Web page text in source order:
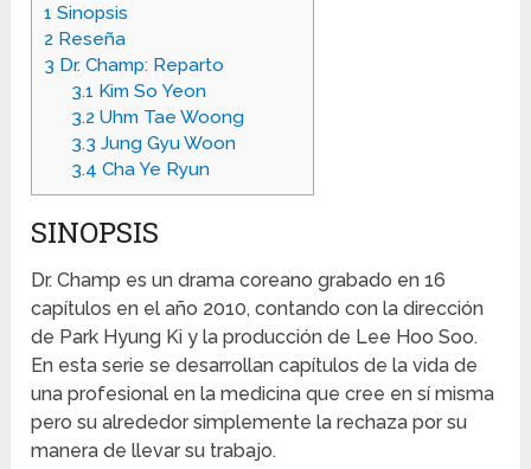
1 Sinopsis
2 Reseña
3 Dr. Champ: Reparto
3.1 Kim So Yeon
3.2 Uhm Tae Woong
3.3 Jung Gyu Woon
3.4 Cha Ye Ryun
SINOPSIS
Dr. Champ es un drama coreano grabado en 16
capítulos en el año 2010, contando con la dirección
de Park Hyung Ki y la producción de Lee Hoo Soo.
En esta serie se desarrollan capítulos de la vida de
una profesional en la medicina que cree en sí misma
pero su alrededor simplemente la rechaza por su
manera de llevar su trabajo.